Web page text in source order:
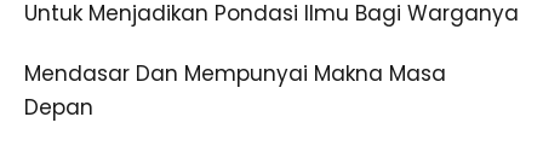
Untuk Menjadikan Pondasi Ilmu Bagi Warganya
Mendasar Dan Mempunyai Makna Masa
Depan